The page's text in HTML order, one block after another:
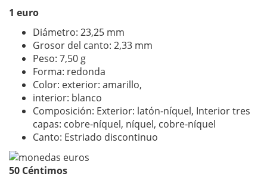
1 euro
Diámetro: 23,25 mm
Grosor del canto: 2,33 mm
Peso: 7,50 g
Forma: redonda
Color: exterior: amarillo,
interior: blanco
Composición: Exterior: latón-níquel, Interior tres
capas: cobre-níquel, níquel, cobre-níquel
Canto: Estriado discontinuo
50 Céntimos